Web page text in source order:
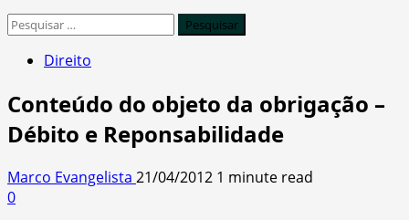
Pesquisar
Direito
Conteúdo do objeto da obrigação –
Débito e Reponsabilidade
Marco Evangelista 21/04/2012 1 minute read
0